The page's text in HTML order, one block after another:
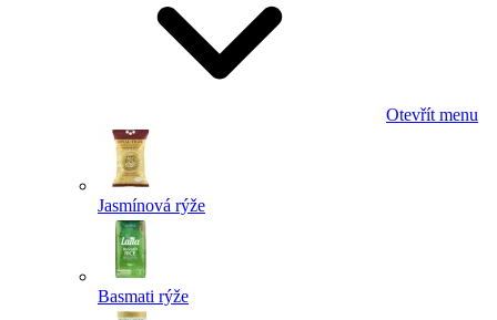
Otevřít menu
Jasmínová rýže
Basmati rýže